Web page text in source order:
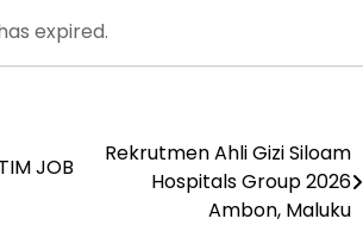
expired.
JOB
Rekrutmen Ahli Gizi Siloam
Hospitals Group 2026
Ambon, Maluku